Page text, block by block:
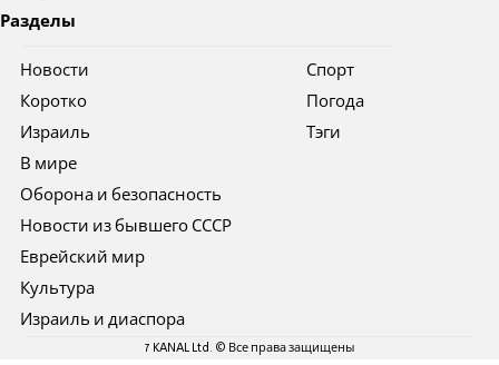
Разделы
Новости
Коротко
Израиль
В мире
Оборона и безопасность
Новости из бывшего СССР
Еврейский мир
Культура
Израиль и диаспора
Спорт
Погода
Тэги
7 KANAL Ltd. © Все права защищены